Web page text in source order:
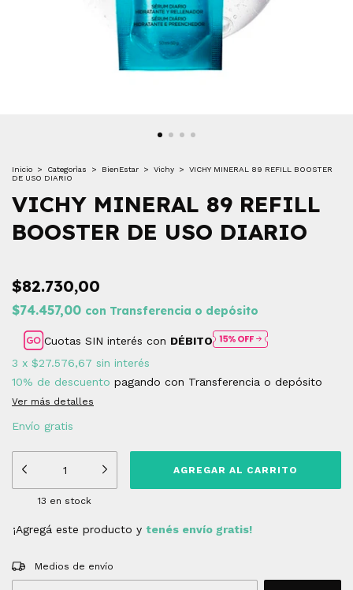
Inicio > Categorìas > BienEstar > Vichy >
VICHY MINERAL 89 REFILL BOOSTER
DE USO DIARIO
VICHY MINERAL 89 REFILL
BOOSTER DE USO DIARIO
$82.730,00
$74.457,00 con Transferencia o depósito
Cuotas SIN interés con DÉBITO
3 x $27.576,67 sin interés
10% de descuento pagando con Transferencia o depósito
Ver más detalles
Envío gratis
13 en stock
¡Agregá este producto y tenés envío gratis!
Entregas para el CP:
Medios de envío